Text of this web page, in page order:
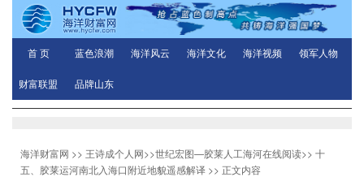
首 页 蓝色浪潮 海洋风云 海洋文化 海洋视频 领军人物
财富联盟 品牌山东
海洋财富网 >> 王诗成个人网>>世纪宏图—胶莱人工海河在线阅读>> 十
五、胶莱运河南北入海口附近地貌遥感解译 >> 正文内容